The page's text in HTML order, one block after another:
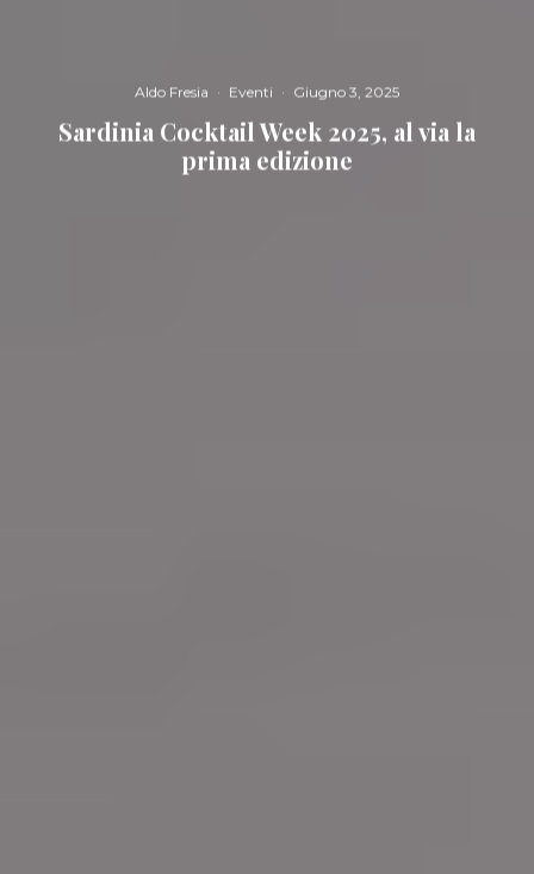
Aldo Fresia · Eventi · Giugno 3, 2025
Sardinia Cocktail Week 2025, al via la
prima edizione